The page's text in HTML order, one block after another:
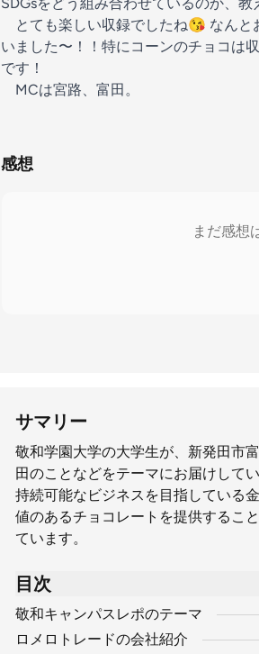
とても楽しい収録でしたね😘 なんと
いました〜！！特にコーンのチョコは
です！
MCは宮路、富田。
感想
まだ感想
サマリー
敬和学園大学の大学生が、新発田市
田のことなどをテーマにお届けして
持続可能なビジネスを目指している
値のあるチョコレートを提供するこ
ています。
目次
敬和キャンパスレポのテーマ
ロメロトレードの会社紹介